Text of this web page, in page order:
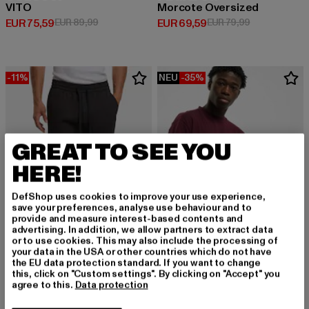
VITO
EUR 75,59
Derzeitiger Preis: EUR 75,59
EUR 89,99Aktionspreis: EUR 89,99
Morcote Oversized
EUR 69,59
Derzeitiger Preis: EUR 69,59
EUR 79,99Aktionspreis:
-11%
ANOTHER COTTON LAB
NEU -35%
URBAN CLASSICS
Tall
GREAT TO SEE YOU
HERE!
DefShop uses cookies to improve your use experience,
save your preferences, analyse use behaviour and to
provide and measure interest-based contents and
advertising. In addition, we allow partners to extract data
or to use cookies. This may also include the processing of
your data in the USA or other countries which do not have
the EU data protection standard. If you want to change
this, click on "Custom settings". By clicking on "Accept" you
agree to this. Data protection